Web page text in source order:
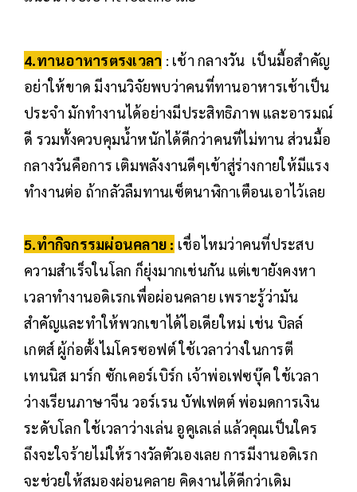
4.ทานอาหารตรงเวลา : เช้า กลางวัน เป็นมื้อสำคัญ
อย่าให้ขาด มีงานวิจัยพบว่าคนที่ทานอาหารเช้าเป็น
ประจำ มักทำงานได้อย่างมีประสิทธิภาพ และอารมณ์
ดี รวมทั้งควบคุมน้ำหนักได้ดีกว่าคนที่ไม่ทาน ส่วนมื้อ
กลางวันคือการ เติมพลังงานดีๆเข้าสู่ร่างกายให้มีแรง
ทำงานต่อ ถ้ากลัวลืมทานเซ็ตนาฬิกาเตือนเอาไว้เลย
5.ทำกิจกรรมผ่อนคลาย : เชื่อไหมว่าคนที่ประสบ
ความสำเร็จในโลก ก็ยุ่งมากเช่นกัน แต่เขายังคงหา
เวลาทำงานอดิเรกเพื่อผ่อนคลาย เพราะรู้ว่ามัน
สำคัญและทำให้พวกเขาได้ไอเดียใหม่ เช่น บิลล์
เกตส์ ผู้ก่อตั้งไมโครซอฟต์ ใช้เวลาว่างในการตี
เทนนิส มาร์ก ซักเคอร์เบิร์ก เจ้าพ่อเฟซบุ๊ค ใช้เวลา
ว่างเรียนภาษาจีน วอร์เรน บัฟเฟตต์ พ่อมดการเงิน
ระดับโลก ใช้เวลาว่างเล่น อูคูเลเล่ แล้วคุณเป็นใคร
ถึงจะใจร้ายไม่ให้รางวัลตัวเองเลย การมีงานอดิเรก
จะช่วยให้สมองผ่อนคลาย คิดงานได้ดีกว่าเดิม